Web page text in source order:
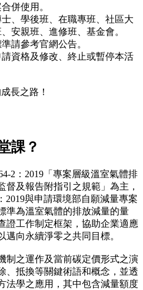
併使用。
、學後班、在職專班、社區大
安親班、進修班、基金會。
請參考官網公告。
資格及修改、終止或暫停本活
長之路！
課？
2：2019「專案層級溫室氣體排
督及報告附指引之規範」為主，
2019與申請環境部自願減量專案
準為溫室氣體的排放減量的量
證工作制定框架，協助企業適應
向永續淨零之共同目標。
制之運作及當前碳定價形式之演
、抵換等關鍵術語和概念，並透
法學之應用，其中包含減量額度